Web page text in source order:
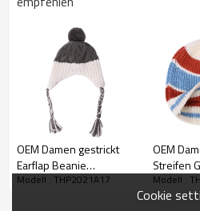
lieben werden, aber wenn Sie nicht
OEM Damen gestrickt
Earflap Beanie
Großhandel Anti-Pilling
Modell : THP2021A17
OEM
Streifen
Anti-
Modell :
Cookie